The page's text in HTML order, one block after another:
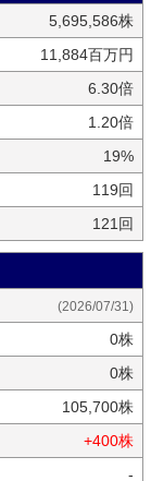
5,695,586株
11,884百万円
6.30倍
1.20倍
19%
119回
121回
(2026/07/31)
0株
0株
105,700株
+400株
-